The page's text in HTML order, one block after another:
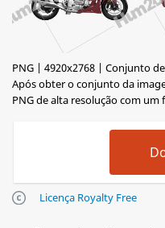
PNG | 4920x2768 | Conjunto
Após obter o conjunto da
PNG de alta resolução com
Licença Royalty Free